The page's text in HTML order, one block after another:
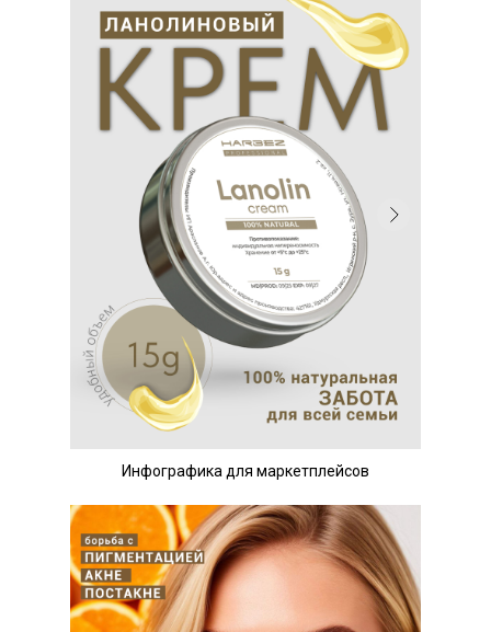
Инфографика для маркетплейсов